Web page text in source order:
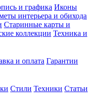
и графика Иконы
интерьера и обихода
Старинные карты и
коллекции Техника и
и оплата Гарантии
Стили Техники Статьи